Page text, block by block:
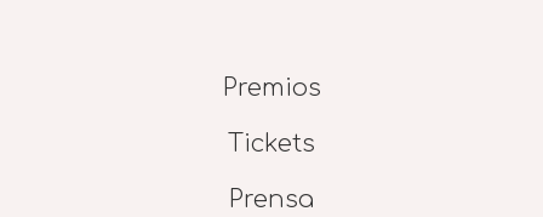
Premios
Tickets
Prensa